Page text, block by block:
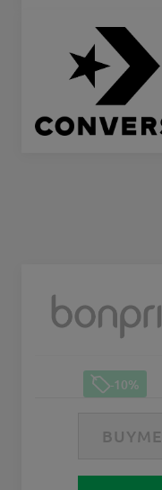
-10%